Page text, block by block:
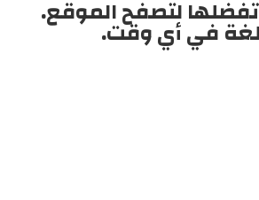
تفضلها لتصفح الموقع.
في أي وقت.